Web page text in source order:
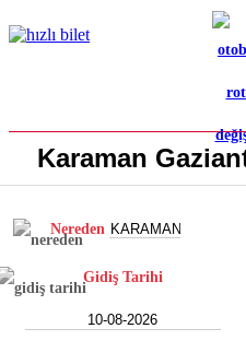
Karaman
Nereden
Gidiş Tarihi